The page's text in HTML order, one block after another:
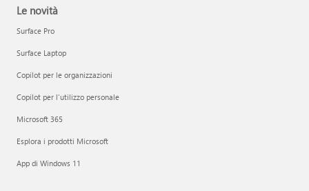
Le novità
Surface Pro
Surface Laptop
Copilot per le organizzazioni
Copilot per l'utilizzo personale
Microsoft 365
Esplora i prodotti Microsoft
App di Windows 11